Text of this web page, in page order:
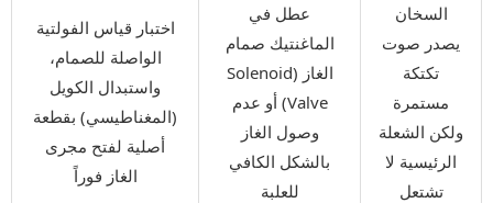
السخان
يصدر صوت
تكتكة
مستمرة
ولكن الشعلة
الرئيسية لا
تشتعل
عطل في
الماغنتيك صمام
الغاز (Solenoid
Valve) أو عدم
وصول الغاز
بالشكل الكافي
للعلبة
اختبار قياس الفولتية
الواصلة للصمام،
واستبدال الكويل
(المغناطيسي) بقطعة
أصلية لفتح مجرى
الغاز فوراً